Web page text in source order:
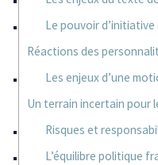
Le pouvoir
Réactions des
Les enjeux d’une
Un terrain incertain pour
Risques et
L’équilibre politique